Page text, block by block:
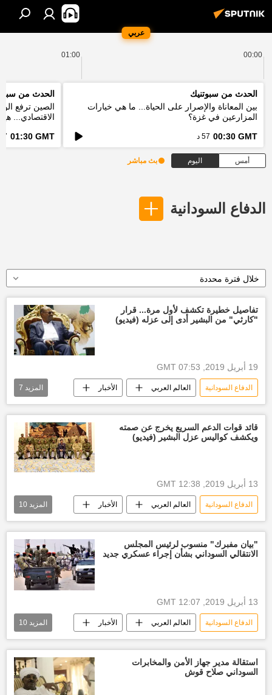
عربي
00:00
01:00
الحدث من سبوتنيك
بين المعاناة والإصرار على الحياة... ما هي خيارات
المزارعين في غزة؟
00:30 GMT 57 د
الحدث من
الصين ترفع
الاقتصادي...
01:30 GMT
57
أمس اليوم بث مباشر
الدفاع السودانية
خلال فترة محددة
تفاصيل خطيرة تكشف لأول مرة... قرار
"كارثي" من البشير أدى إلى عزله (فيديو)
19 أبريل 2019, 07:53 GMT
الدفاع السودانية العالم العربي الأخبار
الخرطوم عمر البشير
الحكومة السودانية الرئاسة السودانية
أخبار العالم الآن عزل البشير
المزيد 7
قائد قوات الدعم السريع يخرج عن صمته
ويكشف كواليس عزل البشير (فيديو)
13 أبريل 2019, 12:38 GMT
الدفاع السودانية العالم العربي الأخبار
الخرطوم عمر البشير
الفريق أول عوض محمد بن عوف
الحكومة السودانية الداخلية السودانية
أخبار البشير
أخبار السودان اليوم
المزيد 10
"بيان مفبرك" منسوب لرئيس المجلس
الانتقالي السوداني بشأن إجراء عسكري جديد
13 أبريل 2019, 12:07 GMT
الدفاع السودانية العالم العربي الأخبار
الخرطوم عمر البشير
الحكومة السودانية الرئاسة السودانية
المعارضة السودانية
المزيد 10
استقالة مدير جهاز الأمن والمخابرات
السوداني صلاح قوش